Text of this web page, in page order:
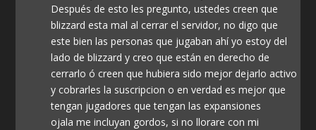
Después de esto les pregunto, ustedes creen que
blizzard esta mal al cerrar el servidor, no digo que
este bien las personas que jugaban ahí yo estoy del
lado de blizzard y creo que están en derecho de
cerrarlo ó creen que hubiera sido mejor dejarlo activo
y cobrarles la suscripcion o en verdad es mejor que
tengan jugadores que tengan las expansiones
ojala me incluyan gordos, si no llorare con mi